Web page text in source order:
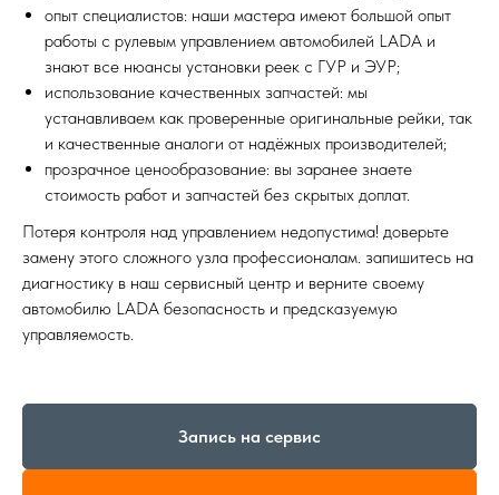
опыт специалистов: наши мастера имеют большой опыт
работы с рулевым управлением автомобилей LADA и
знают все нюансы установки реек с ГУР и ЭУР;
использование качественных запчастей: мы
устанавливаем как проверенные оригинальные рейки, так
и качественные аналоги от надёжных производителей;
прозрачное ценообразование: вы заранее знаете
стоимость работ и запчастей без скрытых доплат.
Потеря контроля над управлением недопустима! доверьте
замену этого сложного узла профессионалам. запишитесь на
диагностику в наш сервисный центр и верните своему
автомобилю LADA безопасность и предсказуемую
управляемость.
Запись на сервис